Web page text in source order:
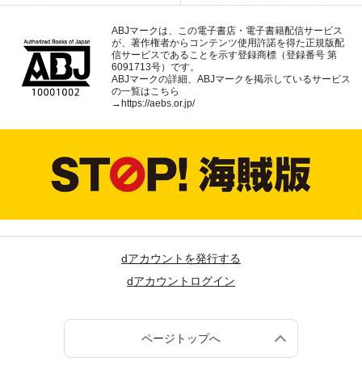
ABJマークは、この電子書店・電子書籍配信サービス
が、著作権者からコンテンツ使用許諾を得た正規版配
信サービスであることを示す登録商標（登録番号 第
6091713号）です。
ABJマークの詳細、ABJマークを掲示しているサービス
の一覧はこちら
→ https://aebs.or.jp/
dアカウントを発行する
dアカウントログイン
ページトップへ